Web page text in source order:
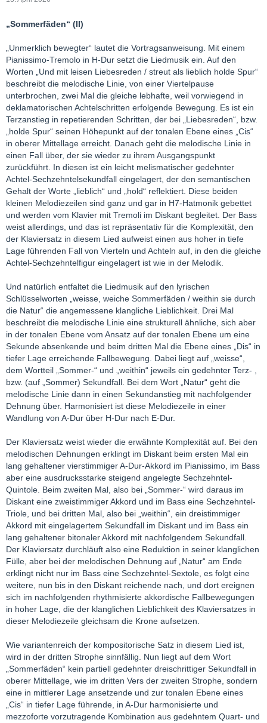
„Sommerfäden“ (II)
„Unmerklich bewegter“ lautet die Vortragsanweisung. Mit einem
Pianissimo-Tremolo in H-Dur setzt die Liedmusik ein. Auf den
Worten „Und mit leisen Liebesreden / streut als lieblich holde Spur“
beschreibt die melodische Linie, von einer Viertelpause
unterbrochen, zwei Mal die gleiche lebhafte, weil vorwiegend in
deklamatorischen Achtelschritten erfolgende Bewegung. Es ist ein
Terzanstieg in repetierenden Schritten, der bei „Liebesreden“, bzw.
„holde Spur“ seinen Höhepunkt auf der tonalen Ebene eines „Cis“
in oberer Mittellage erreicht. Danach geht die melodische Linie in
einen Fall über, der sie wieder zu ihrem Ausgangspunkt
zurückführt. In diesen ist ein leicht melismatischer gedehnter
Achtel-Sechzehntelsekundfall eingelagert, der den semantischen
Gehalt der Worte „lieblich“ und „hold“ reflektiert. Diese beiden
kleinen Melodiezeilen sind ganz und gar in H7-Hatmonik gebettet
und werden vom Klavier mit Tremoli im Diskant begleitet. Der Bass
weist allerdings, und das ist repräsentativ für die Komplexität, den
der Klaviersatz in diesem Lied aufweist einen aus hoher in tiefe
Lage führenden Fall von Vierteln und Achteln auf, in den die gleiche
Achtel-Sechzehntelfigur eingelagert ist wie in der Melodik.
Und natürlich entfaltet die Liedmusik auf den lyrischen
Schlüsselworten „weisse, weiche Sommerfäden / weithin sie durch
die Natur“ die angemessene klangliche Lieblichkeit. Drei Mal
beschreibt die melodische Linie eine strukturell ähnliche, sich aber
in der tonalen Ebene vom Ansatz auf der tonalen Ebene um eine
Sekunde absenkende und beim dritten Mal die Ebene eines „Dis“ in
tiefer Lage erreichende Fallbewegung. Dabei liegt auf „weisse“,
dem Wortteil „Sommer-“ und „weithin“ jeweils ein gedehnter Terz- ,
bzw. (auf „Sommer) Sekundfall. Bei dem Wort „Natur“ geht die
melodische Linie dann in einen Sekundanstieg mit nachfolgender
Dehnung über. Harmonisiert ist diese Melodiezeile in einer
Wandlung von A-Dur über H-Dur nach E-Dur.
Der Klaviersatz weist wieder die erwähnte Komplexität auf. Bei den
melodischen Dehnungen erklingt im Diskant beim ersten Mal ein
lang gehaltener vierstimmiger A-Dur-Akkord im Pianissimo, im Bass
aber eine ausdrucksstarke steigend angelegte Sechzehntel-
Quintole. Beim zweiten Mal, also bei „Sommer-“ wird daraus im
Diskant eine zweistimmiger Akkord und im Bass eine Sechzehntel-
Triole, und bei dritten Mal, also bei „weithin“, ein dreistimmiger
Akkord mit eingelagertem Sekundfall im Diskant und im Bass ein
lang gehaltener bitonaler Akkord mit nachfolgendem Sekundfall.
Der Klaviersatz durchläuft also eine Reduktion in seiner klanglichen
Fülle, aber bei der melodischen Dehnung auf „Natur“ am Ende
erklingt nicht nur im Bass eine Sechzehntel-Sextole, es folgt eine
weitere, nun bis in den Diskant reichende nach, und dort ereignen
sich im nachfolgenden rhythmisierte akkordische Fallbewegungen
in hoher Lage, die der klanglichen Lieblichkeit des Klaviersatzes in
dieser Melodiezeile gleichsam die Krone aufsetzen.
Wie variantenreich der kompositorische Satz in diesem Lied ist,
wird in der dritten Strophe sinnfällig. Nun liegt auf dem Wort
„Sommerfäden“ kein partiell gedehnter dreischrittiger Sekundfall in
oberer Mittellage, wie im dritten Vers der zweiten Strophe, sondern
eine in mittlerer Lage ansetzende und zur tonalen Ebene eines
„Cis“ in tiefer Lage führende, in A-Dur harmonisierte und
mezzoforte vorzutragende Kombination aus gedehntem Quart- und